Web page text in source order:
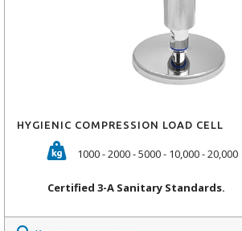
HYGIENIC COMPRESSION LOAD CELL
1000 - 2000 - 5000 - 10,000 - 20,000
Certified 3-A Sanitary Standards.